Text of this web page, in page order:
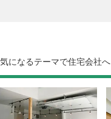
気になるテーマで住宅会社へ